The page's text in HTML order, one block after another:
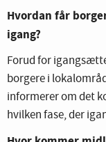
Hvordan får
igang?
Forud for
borgere i
informerer om det
hvilken fase, der